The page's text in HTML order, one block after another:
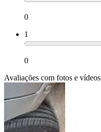
0
1
0
Avaliações com fotos e vídeos